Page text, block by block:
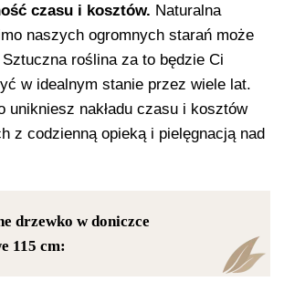
czasu i kosztów. Naturalna
naszych ogromnych starań może
roślina za to będzie Ci
w idealnym stanie przez wiele lat.
unikniesz nakładu czasu i kosztów
z codzienną opieką i pielęgnacją nad
drzewko w doniczce
115 cm: